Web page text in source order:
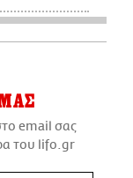
email σας
του lifo.gr